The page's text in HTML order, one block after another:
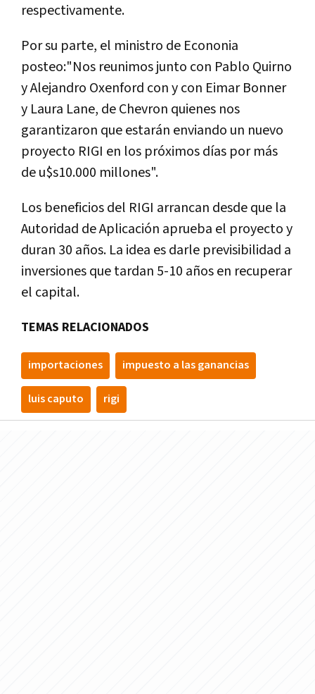
respectivamente.
Por su parte, el ministro de Econonia
posteo:"Nos reunimos junto con Pablo Quirno
y Alejandro Oxenford con y con Eimar Bonner
y Laura Lane, de Chevron quienes nos
garantizaron que estarán enviando un nuevo
proyecto RIGI en los próximos días por más
de u$s10.000 millones".
Los beneficios del RIGI arrancan desde que la
Autoridad de Aplicación aprueba el proyecto y
duran 30 años. La idea es darle previsibilidad a
inversiones que tardan 5-10 años en recuperar
el capital.
TEMAS RELACIONADOS
importaciones impuesto a las ganancias
luis caputo rigi